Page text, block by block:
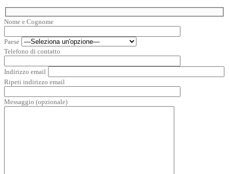
Nome e Cognome
Paese
Telefono di contatto
Indirizzo email
Ripeti indirizzo email
Messaggio (opzionale)